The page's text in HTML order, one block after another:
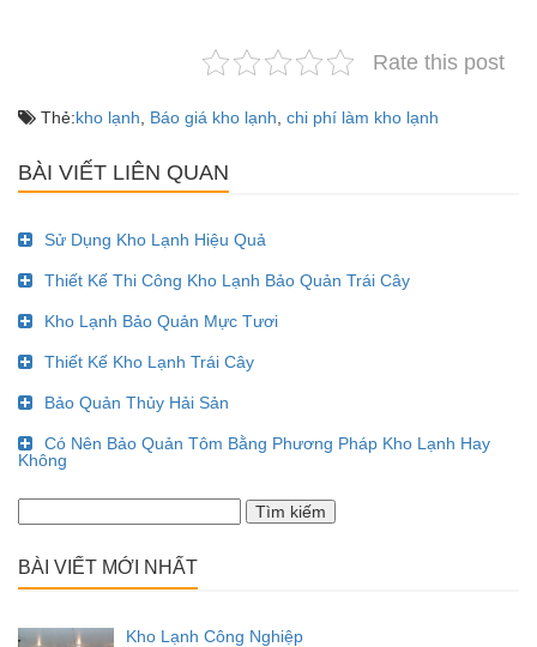
Rate this post
Thẻ:kho lạnh Báo giá kho lạnh chi phí làm kho lạnh
BÀI VIẾT LIÊN QUAN
Sử Dụng Kho Lạnh Hiệu Quả
Thiết Kế Thi Công Kho Lạnh Bảo Quản Trái Cây
Kho Lạnh Bảo Quản Mực Tươi
Thiết Kế Kho Lạnh Trái Cây
Bảo Quản Thủy Hải Sản
Có Nên Bảo Quản Tôm Bằng Phương Pháp Kho Lạnh Hay
Không
kiếm
BÀI VIẾT MỚI NHẤT
Kho Lạnh Công Nghiệp